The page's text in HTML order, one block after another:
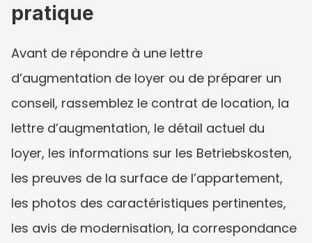
pratique
Avant de répondre à une lettre
d’augmentation de loyer ou de préparer un
conseil, rassemblez le contrat de location, la
lettre d’augmentation, le détail actuel du
loyer, les informations sur les Betriebskosten,
les preuves de la surface de l’appartement,
les photos des caractéristiques pertinentes,
les avis de modernisation, la correspondance